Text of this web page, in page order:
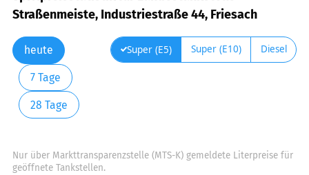
Straßenmeiste, Industriestraße 44, Friesach
heute
7 Tage
28 Tage
Super (E5) Super (E10) Diesel
Nur über Markttransparenzstelle (MTS-K) gemeldete Literpreise für
geöffnete Tankstellen.